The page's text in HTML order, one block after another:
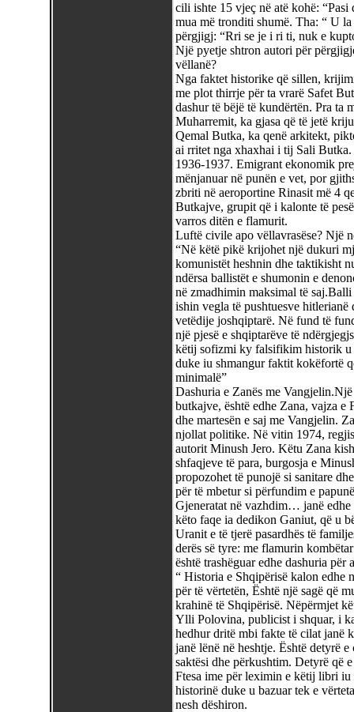
cili ishte 15 vjeç në atë kohë:
mua më tronditi shumë. Tha: “ U
përgjigj: “Rri se je i ri ti, nuk e
Një pyetje shtron autori për
vëllanë?
Nga faktet historike që sillen,
me plot thirrje për ta vrarë Safet
dashur të bëjë të kundërtën. Pra ta
Muharremit, ka gjasa që të jetë
Qemal Butka, ka qenë arkitekt,
ai rritet nga xhaxhai i tij Sali
1936-1937. Emigrant ekonomik
mënjanuar në punën e vet, por
zbriti në aeroportine Rinasit më 4
Butkajve, grupit që i kalonte të
varros ditën e flamurit.
Luftë civile apo vëllavrasëse? Një
“Në këtë pikë krijohet një dukuri
komunistët heshnin dhe taktikisht
ndërsa ballistët e shumonin e
në zmadhimin maksimal të
ishin vegla të pushtuesve
vetëdije joshqiptarë. Në fund të
një pjesë e shqiptarëve të
këtij sofizmi ky falsifikim historik u
duke iu shmangur faktit kokëfortë
minimalë”
Dashuria e Zanës me
butkajve, është edhe Zana, vajza
dhe martesën e saj me Vangjelin.
njollat politike. Në vitin 1974,
autorit Minush Jero. Këtu Zana
shfaqjeve të para, burgosja e
propozohet të punojë si sanitare
për të mbetur si përfundim e
Gjeneratat në vazhdim… janë
këto faqe ia dedikon Ganiut, që u
Uranit e të tjerë pasardhës të
derës së tyre: me flamurin
është trashëguar edhe dashuria për
“ Historia e Shqipërisë kalon edhe
për të vërtetën, Është një sagë që
krahinë të Shqipërisë. Nëpërmjet
Ylli Polovina, publicist i shquar, i
hedhur dritë mbi fakte të cilat janë
janë lënë në heshtje. Është detyrë
saktësi dhe përkushtim. Detyrë që
Ftesa ime për leximin e këtij libri
historinë duke u bazuar tek e
nesh dëshiron.